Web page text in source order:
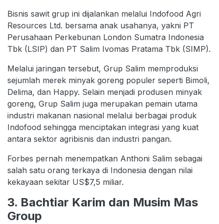
Bisnis sawit grup ini dijalankan melalui Indofood Agri
Resources Ltd. bersama anak usahanya, yakni PT
Perusahaan Perkebunan London Sumatra Indonesia
Tbk (LSIP) dan PT Salim Ivomas Pratama Tbk (SIMP).
Melalui jaringan tersebut, Grup Salim memproduksi
sejumlah merek minyak goreng populer seperti Bimoli,
Delima, dan Happy. Selain menjadi produsen minyak
goreng, Grup Salim juga merupakan pemain utama
industri makanan nasional melalui berbagai produk
Indofood sehingga menciptakan integrasi yang kuat
antara sektor agribisnis dan industri pangan.
Forbes pernah menempatkan Anthoni Salim sebagai
salah satu orang terkaya di Indonesia dengan nilai
kekayaan sekitar US$7,5 miliar.
3. Bachtiar Karim dan Musim Mas
Group